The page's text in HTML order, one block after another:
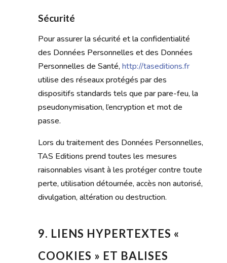
Sécurité
Pour assurer la sécurité et la confidentialité
des Données Personnelles et des Données
Personnelles de Santé,http://taseditions.fr
utilise des réseaux protégés par des
dispositifs standards tels que par pare-feu, la
pseudonymisation, l’encryption et mot de
passe.
Lors du traitement des Données Personnelles,
TAS Editions prend toutes les mesures
raisonnables visant à les protéger contre toute
perte, utilisation détournée, accès non autorisé,
divulgation, altération ou destruction.
9. LIENS HYPERTEXTES «
COOKIES » ET BALISES